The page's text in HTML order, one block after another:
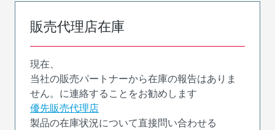
販売代理店在庫
現在、
当社の販売パートナーから在庫の報告はありま
せん。に連絡することをお勧めします
優先販売代理店
製品の在庫状況について直接問い合わせる